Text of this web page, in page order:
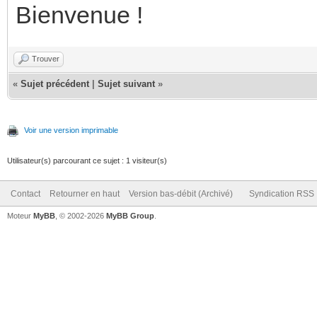
Bienvenue !
Trouver
« Sujet précédent Sujet suivant »
Voir une version imprimable
Utilisateur(s) parcourant ce sujet : 1 visiteur(s)
Contact Retourner en haut Version bas-débit (Archivé) Syndication RSS
Moteur MyBB , © 2002-2026 MyBB Group